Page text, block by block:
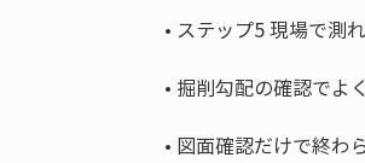
•
•
•